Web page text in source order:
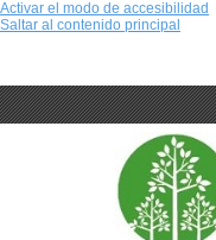
Activar el modo de accesibilidad
Saltar al contenido principal